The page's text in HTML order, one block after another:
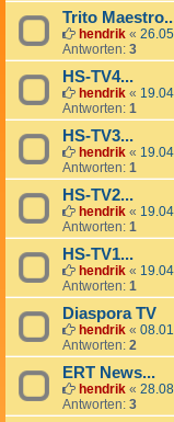
Trito
hendrik «
Antworten: 3
HS-TV4...
hendrik «
Antworten: 1
HS-TV3...
hendrik «
Antworten: 1
HS-TV2...
hendrik «
Antworten: 1
HS-TV1...
hendrik «
Antworten: 1
Diaspora TV
hendrik «
Antworten: 2
ERT News...
hendrik «
Antworten: 3